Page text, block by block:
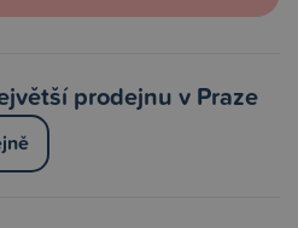
prodejnu v Praze